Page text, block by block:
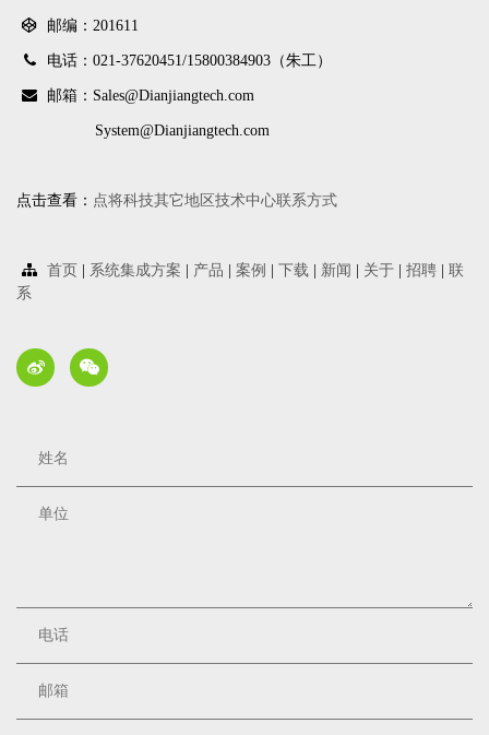
邮编：201611
电话：021-37620451/15800384903（朱工）
邮箱：Sales@Dianjiangtech.com
System@Dianjiangtech.com
点击查看： 点将科技其它地区技术中心联系方式
首页 系统集成方案 产品 案例 下载 新闻 关于 招聘
联
系